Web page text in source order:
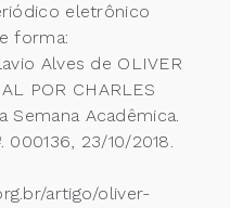
eletrônico
forma:
Alves de OLIVER
POR CHARLES
Semana Acadêmica.
000136, 23/10/2018.
artigo/oliver-